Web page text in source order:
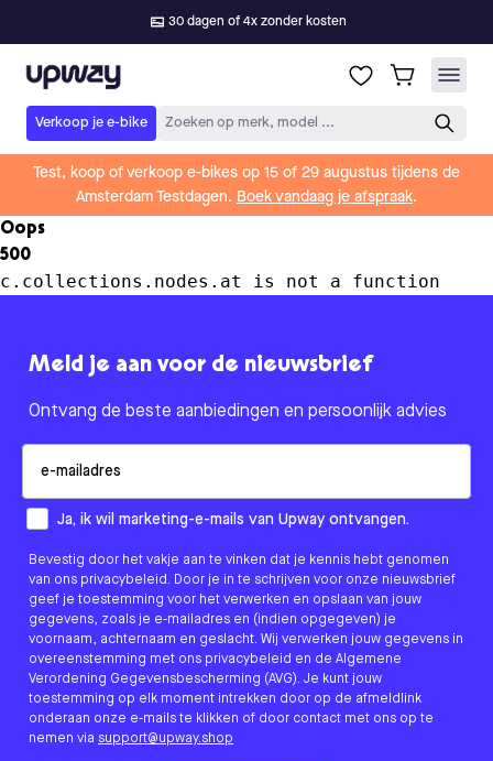
30 dagen of 4x zonder kosten
Upway
Verkoop je e-bike Zoeken op merk, model ...
Test, koop of verkoop e-bikes op 15 of 29 augustus tijdens de
Amsterdam Testdagen. Boek vandaag je afspraak.
Oops
500
c.collections.nodes.at is not a function
Meld je aan voor de nieuwsbrief
Ontvang de beste aanbiedingen en persoonlijk advies
How would you like to hear from us?
Ja, ik wil marketing-e-mails van Upway ontvangen.
Bevestig door het vakje aan te vinken dat je kennis hebt genomen
van ons privacybeleid. Door je in te schrijven voor onze nieuwsbrief
geef je toestemming voor het verwerken en opslaan van jouw
gegevens, zoals je e-mailadres en (indien opgegeven) je
voornaam, achternaam en geslacht. Wij verwerken jouw gegevens in
overeenstemming met ons privacybeleid en de Algemene
Verordening Gegevensbescherming (AVG). Je kunt jouw
toestemming op elk moment intrekken door op de afmeldlink
onderaan onze e-mails te klikken of door contact met ons op te
nemen via support@upway.shop